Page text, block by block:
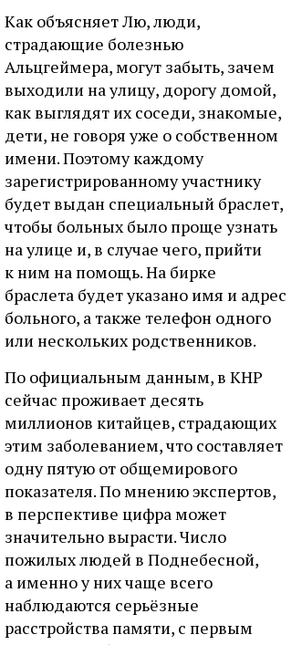
Как объясняет Лю, люди,
страдающие болезнью
Альцгеймера, могут забыть, зачем
выходили на улицу, дорогу домой,
как выглядят их соседи, знакомые,
дети, не говоря уже о собственном
имени. Поэтому каждому
зарегистрированному участнику
будет выдан специальный браслет,
чтобы больных было проще узнать
на улице и, в случае чего, прийти
к ним на помощь. На бирке
браслета будет указано имя и адрес
больного, а также телефон одного
или нескольких родственников.
По официальным данным, в КНР
сейчас проживает десять
миллионов китайцев, страдающих
этим заболеванием, что составляет
одну пятую от общемирового
показателя. По мнению экспертов,
в перспективе цифра может
значительно вырасти. Число
пожилых людей в Поднебесной,
а именно у них чаще всего
наблюдаются серьёзные
расстройства памяти, с первым